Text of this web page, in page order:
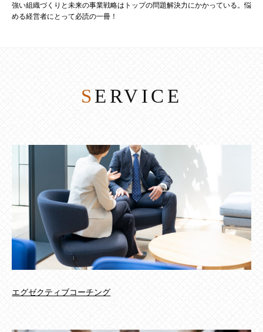
強い組織づくりと未来の事業戦略はトップの問題解決力にかかっている。悩
める経営者にとって必読の一冊！
SERVICE
エグゼクティブコーチング